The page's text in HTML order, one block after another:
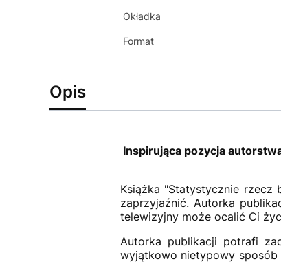
Okładka
Format
Opis
Inspirująca pozycja
Książka "Statystycznie rzecz
zaprzyjaźnić. Autorka
telewizyjny może ocalić Ci
Autorka publikacji potrafi
wyjątkowo nietypowy